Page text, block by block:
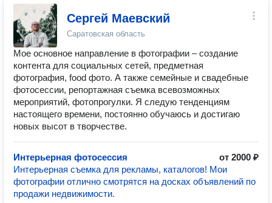
Сергей Маевский
Саратовская область
Мое основное направление в фотографии – создание
контента для социальных сетей, предметная
фотография, food фото. А также семейные и свадебные
фотосессии, репортажная съемка всевозможных
мероприятий, фотопрогулки. Я следую тенденциям
настоящего времени, постоянно обучаюсь и достигаю
новых высот в творчестве.
Интерьерная фотосессия
от 2000 ₽
Интерьерная съемка для рекламы, каталогов! Мои
фотографии отлично смотрятся на досках объявлений по
продажи недвижимости.